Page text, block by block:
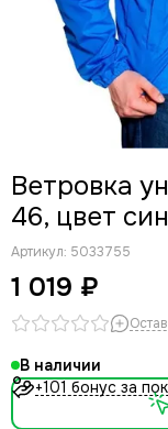
Ветровка
46, цвет
Артикул: 5033755
1 019 ₽
В наличии
+101 бонус за